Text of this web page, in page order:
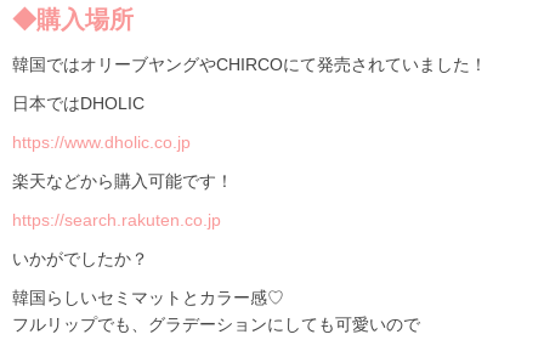
◆購入場所
韓国ではオリーブヤングやCHIRCOにて発売されていました！
日本ではDHOLIC
https://www.dholic.co.jp
楽天などから購入可能です！
https://search.rakuten.co.jp
いかがでしたか？
韓国らしいセミマットとカラー感♡
フルリップでも、グラデーションにしても可愛いので